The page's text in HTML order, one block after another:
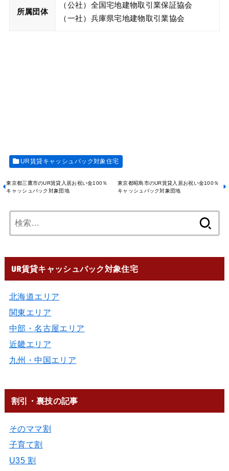
所属団体
（公社）全国宅地建物取引業保証協会
（一社）兵庫県宅地建物取引業協会
UR賃貸キャッシュバック対象住宅
東京都昭島市のUR賃貸入居お祝い金100％
キャッシュバック対象団地
東京都三鷹市のUR賃貸入居お祝い金100％
キャッシュバック対象団地
UR賃貸キャッシュバック対象住宅
北海道エリア
関東エリア
中部・名古屋エリア
近畿エリア
九州・中国エリア
割引・裏技の記事
そのママ割
子育て割
U35 割